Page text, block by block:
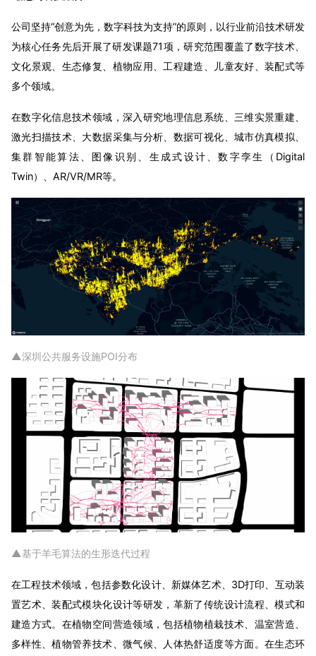
公司坚持“创意为先，数字科技为支持”的原则，以行业前沿技术研发
为核心任务先后开展了研发课题71项，研究范围覆盖了数字技术、
文化景观、生态修复、植物应用、工程建造、儿童友好、装配式等
多个领域。
在数字化信息技术领域，深入研究地理信息系统、三维实景重建、
激光扫描技术、大数据采集与分析、数据可视化、城市仿真模拟、
集群智能算法、图像识别、生成式设计、数字孪生（Digital
Twin）、AR/VR/MR等。
▲深圳公共服务设施POI分布
▲基于羊毛算法的生形迭代过程
在工程技术领域，包括参数化设计、新媒体艺术、3D打印、互动装
置艺术、装配式模块化设计等研发，革新了传统设计流程、模式和
建造方式。在植物空间营造领域，包括植物植栽技术、温室营造、
多样性、植物管养技术、微气候、人体热舒适度等方面。在生态环